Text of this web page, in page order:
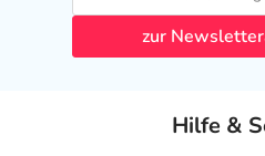
Welche unerwünschten
- Erniedrigter Vitamin B12-
zur
Hilfe &